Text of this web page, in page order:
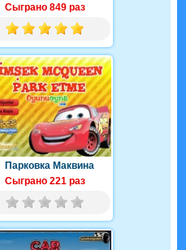
Сыграно 849 раз
Парковка Маквина
Сыграно 221 раз